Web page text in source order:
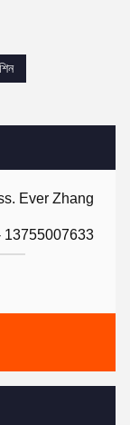
Ever Zhang
13755007633